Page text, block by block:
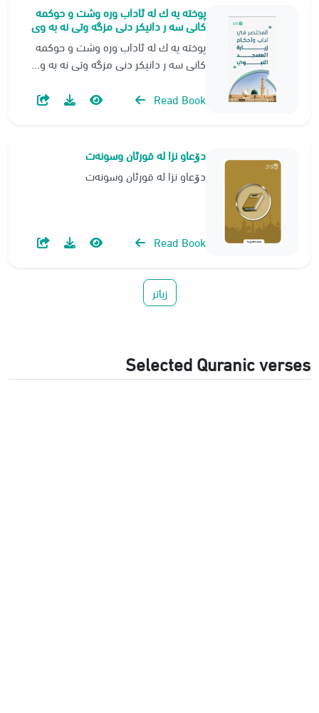
پوخته یه ك له ئاداب وره وشت و حوکمه
کانی سه ر دانیکر دنی مزگه وتی نه به وی
پوخته یه ك له ئاداب وره وشت و حوکمه
کانی سه ر دانیکر دنی مزگه وتی نه به و...
Read Book
دۆعاو نزا لە قورئان وسونەت
دۆعاو نزا لە قورئان وسونەت
Read Book
زیاتر
Selected Quranic verses